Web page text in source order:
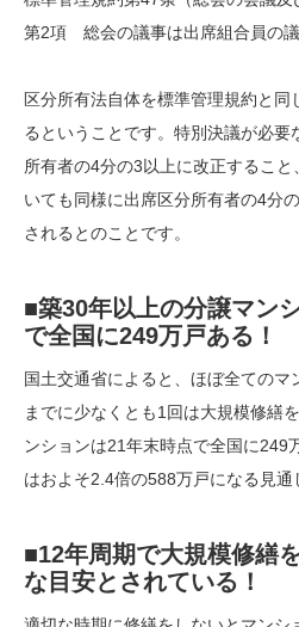
第2項 総会の議事は出席組合員の議
区分所有法自体を標準管理規約と
るということです。特別決議が必
所有者の4分の3以上に改正するこ
いても同様に出席区分所有者の4分
されるとのことです。
■築30年以上の分譲マン
で全国に249万戸ある！
国土交通省によると、ほぼ全ての
までに少なくとも1回は大規模修繕
ンションは21年末時点で全国に249
はおよそ2.4倍の588万戸になる見通
■12年周期で大規模修繕
な目安とされている！